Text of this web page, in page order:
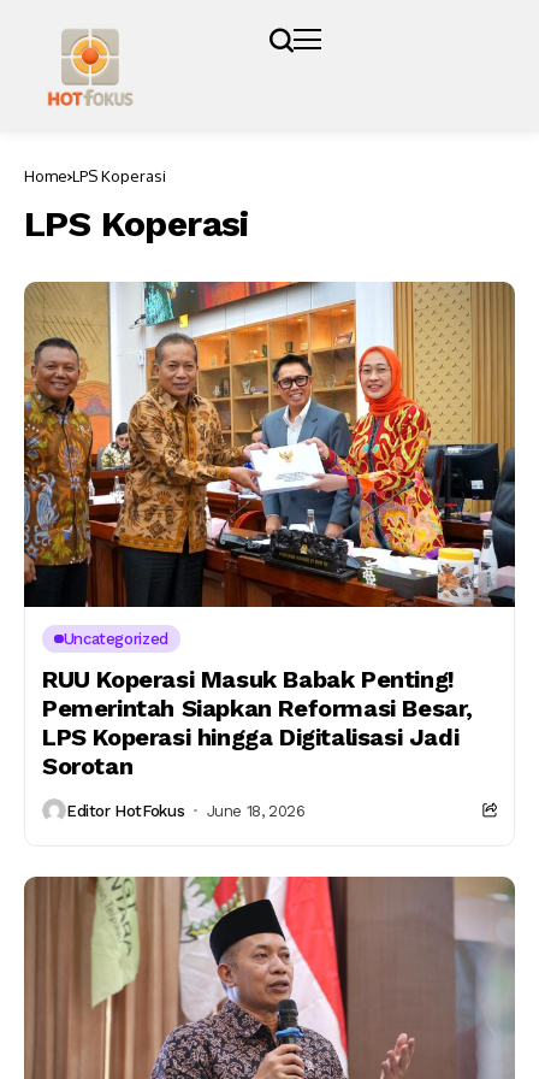
Home LPS Koperasi
LPS Koperasi
Uncategorized
RUU Koperasi Masuk Babak Penting!
Pemerintah Siapkan Reformasi Besar,
LPS Koperasi hingga Digitalisasi Jadi
Sorotan
Editor HotFokus June 18, 2026